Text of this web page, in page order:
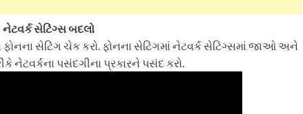
નેટવર્ક સેટિંગ્સ બદલો
સેટિંગ ચેક કરો. ફોનના સેટિંગમાં નેટવર્ક સેટિંગ્સમાં જાઓ અને
નેટવર્કના પસંદગીના પ્રકારને પસંદ કરો.